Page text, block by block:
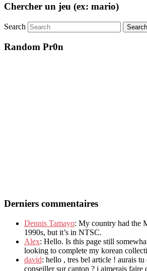
Chercher un jeu (ex: mario)
Search
Random Pr0n
Derniers commentaires
Dennis Tamayo: My country had the
1990s, but it’s in NTSC.
Alex: Hello. Is this page still
looking to complete my korean
david: hello , tres bel article ! aurais tu
conseiller sur canton ? j aimerais faire